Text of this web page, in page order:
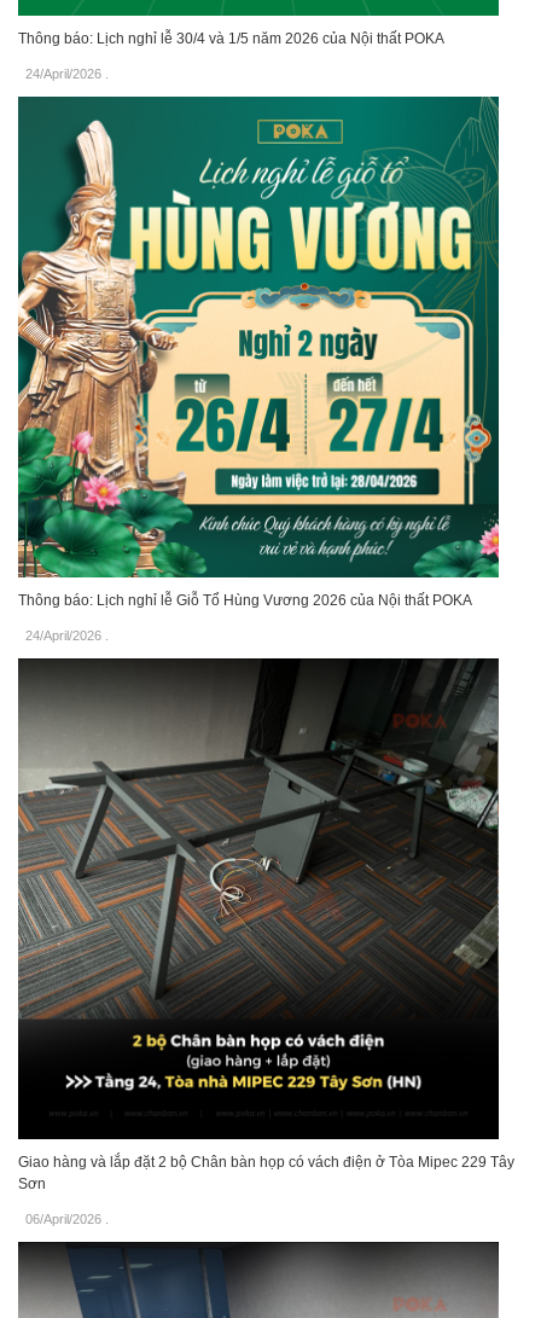
Thông báo: Lịch nghỉ lễ 30/4 và 1/5 năm 2026 của Nội thất POKA
24/April/2026
Thông báo: Lịch nghỉ lễ Giỗ Tổ Hùng Vương 2026 của Nội thất POKA
24/April/2026
Giao hàng và lắp đặt 2 bộ Chân bàn họp có vách điện ở Tòa Mipec 229 Tây
Sơn
06/April/2026